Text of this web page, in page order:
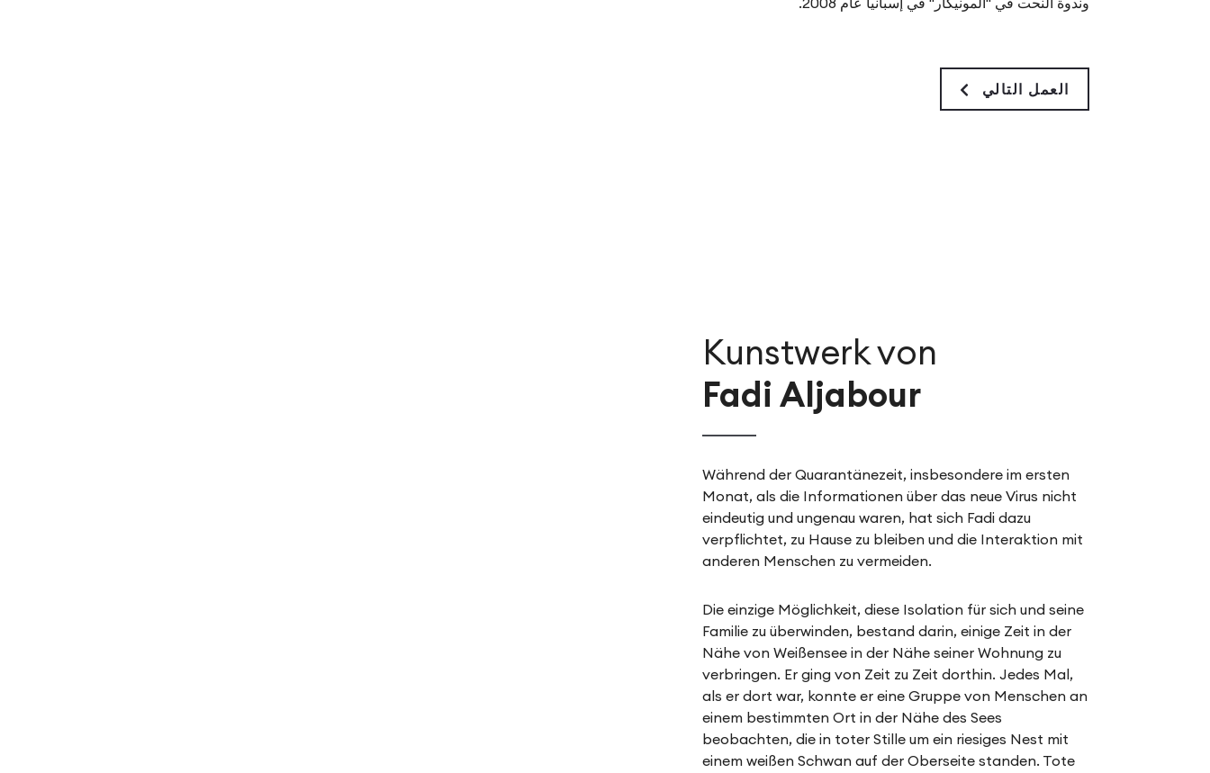
العمل التالي
Kunstwerk von
Fadi Aljabour
Während der Quarantänezeit, insbesondere im ersten
Monat, als die Informationen über das neue Virus nicht
eindeutig und ungenau waren, hat sich Fadi dazu
verpflichtet, zu Hause zu bleiben und die Interaktion mit
anderen Menschen zu vermeiden.
Die einzige Möglichkeit, diese Isolation für sich und seine
Familie zu überwinden, bestand darin, einige Zeit in der
Nähe von Weißensee in der Nähe seiner Wohnung zu
verbringen. Er ging von Zeit zu Zeit dorthin. Jedes Mal,
als er dort war, konnte er eine Gruppe von Menschen an
einem bestimmten Ort in der Nähe des Sees
beobachten, die in toter Stille um ein riesiges Nest mit
einem weißen Schwan auf der Oberseite standen. Tote